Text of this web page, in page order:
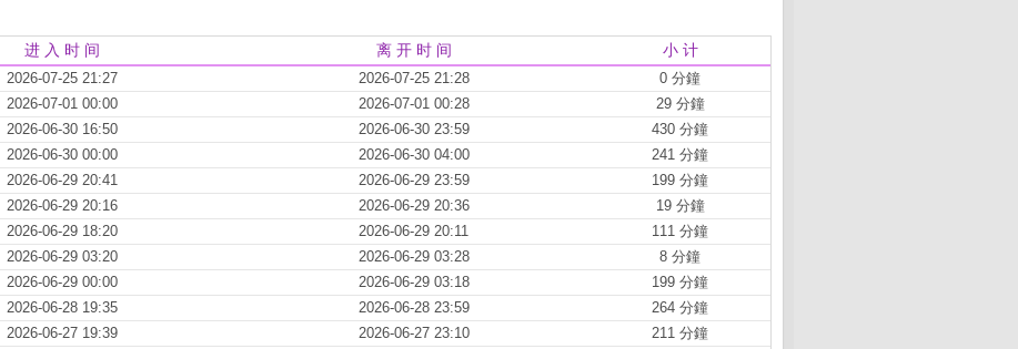
进 入 时 间 离 开 时 间 小 计
2026-07-25 21:27 2026-07-25 21:28
0 分鐘
2026-07-01 00:00 2026-07-01 00:28
29 分鐘
2026-06-30 16:50 2026-06-30 23:59
430 分鐘
2026-06-30 00:00 2026-06-30 04:00
241 分鐘
2026-06-29 20:41 2026-06-29 23:59
199 分鐘
2026-06-29 20:16 2026-06-29 20:36
19 分鐘
2026-06-29 18:20 2026-06-29 20:11
111 分鐘
2026-06-29 03:20 2026-06-29 03:28
8 分鐘
2026-06-29 00:00 2026-06-29 03:18
199 分鐘
2026-06-28 19:35 2026-06-28 23:59
264 分鐘
2026-06-27 19:39 2026-06-27 23:10
211 分鐘